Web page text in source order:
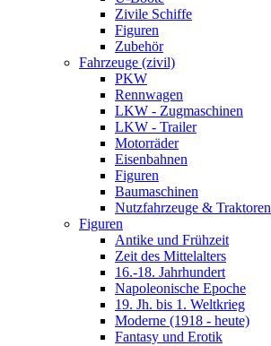
Zivile Schiffe
Figuren
Zubehör
Fahrzeuge (zivil)
PKW
Rennwagen
LKW - Zugmaschinen
LKW - Trailer
Motorräder
Eisenbahnen
Figuren
Baumaschinen
Nutzfahrzeuge & Traktoren
Figuren
Antike und Frühzeit
Zeit des Mittelalters
16.-18. Jahrhundert
Napoleonische Epoche
19. Jh. bis 1. Weltkrieg
Moderne (1918 - heute)
Fantasy und Erotik